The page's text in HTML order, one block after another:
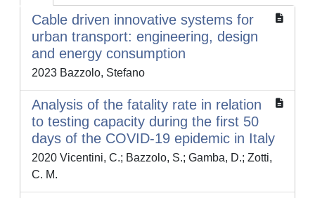
Cable driven innovative systems for
urban transport: engineering, design
and energy consumption
2023 Bazzolo, Stefano
Analysis of the fatality rate in relation
to testing capacity during the first 50
days of the COVID-19 epidemic in Italy
2020 Vicentini, C.; Bazzolo, S.; Gamba, D.; Zotti,
C. M.